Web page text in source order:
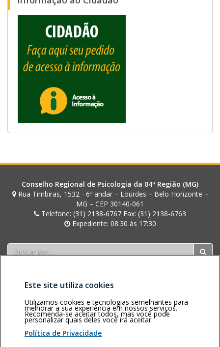
Conselho Regional de Psicologia da 04ª Região (MG)
Rua Timbiras, 1532 - 6º andar – Lourdes – Belo Horizonte –
MG – CEP 30140-061
Telefone: (31) 2138-6767 Fax: (31) 2138-6763
Expediente: 08:30 às 17:30
Buscar
Área restritaPolítica de
privacidadePersonalização
de cookies
Este site utiliza cookies
Utilizamos cookies e tecnologias semelhantes para
melhorar a sua experiência em nossos serviços.
Recomenda-se aceitar todos, mas você pode
personalizar quais deles você irá aceitar.
Política de Privacidade